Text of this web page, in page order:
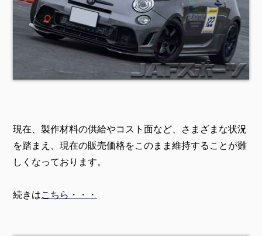
現在、製作材料の供給やコスト面など、さまざまな状況
を踏まえ、現在の販売価格をこのまま維持することが難
しくなっております。
続きはこちら・・・